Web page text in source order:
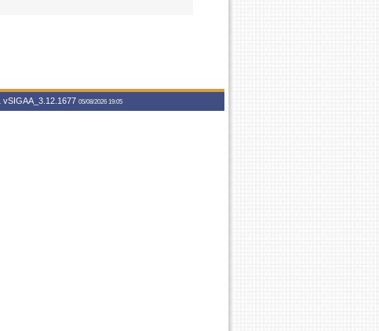
vSIGAA_3.12.1677 05/08/2026 19:05